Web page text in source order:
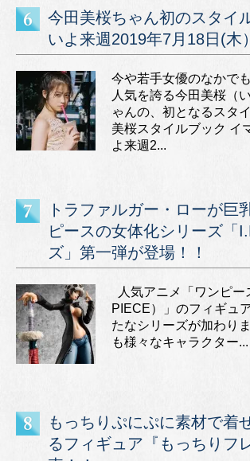
今田美桜ちゃん初のスタイ
いよ来週2019年7月18日(木
今や若手女優のなかで
人気を誇る今田美桜（
ゃんの、初となるスタ
美桜スタイルブック イ
よ来週2...
トラファルガー・ローが巨
ピースの女体化シリーズ「
ズ」第一弾が登場！！
人気アニメ「ワンピー
PIECE）」のフィギュ
たなシリーズが加わり
も様々なキャラクター...
もっちりぷにぷに素材で着
るフィギュア『もっちりフ